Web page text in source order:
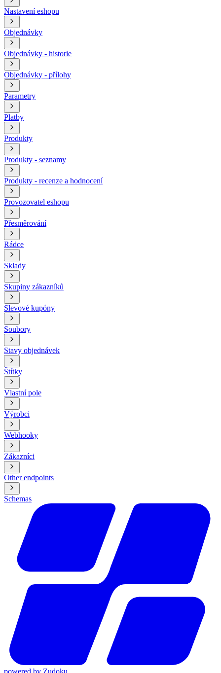
Nastavení eshopu
Objednávky
Objednávky - historie
Objednávky - přílohy
Parametry
Platby
Produkty
Produkty - seznamy
Produkty - recenze a hodnocení
Provozovatel eshopu
Přesměrování
Rádce
Sklady
Skupiny zákazníků
Slevové kupóny
Soubory
Stavy objednávek
Štítky
Vlastní pole
Výrobci
Webhooky
Zákazníci
Other endpoints
Schemas
powered by Zudoku